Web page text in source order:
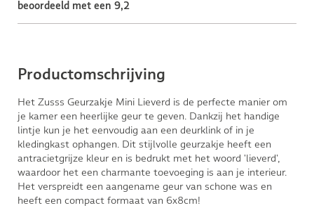
beoordeeld met een 9,2
Productomschrijving
Het Zusss Geurzakje Mini Lieverd is de perfecte manier om
je kamer een heerlijke geur te geven. Dankzij het handige
lintje kun je het eenvoudig aan een deurklink of in je
kledingkast ophangen. Dit stijlvolle geurzakje heeft een
antracietgrijze kleur en is bedrukt met het woord 'lieverd',
waardoor het een charmante toevoeging is aan je interieur.
Het verspreidt een aangename geur van schone was en
heeft een compact formaat van 6x8cm!